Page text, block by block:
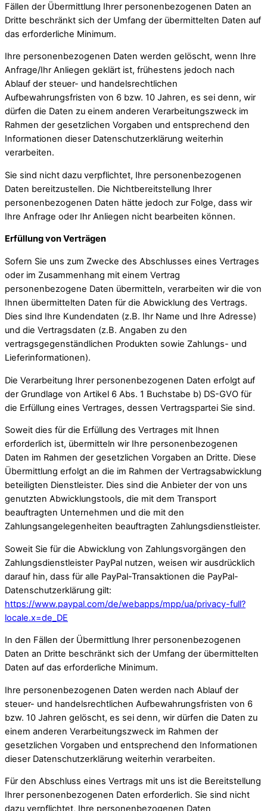
Fällen der Übermittlung Ihrer personenbezogenen Daten an
Dritte beschränkt sich der Umfang der übermittelten Daten auf
das erforderliche Minimum.
Ihre personenbezogenen Daten werden gelöscht, wenn Ihre
Anfrage/Ihr Anliegen geklärt ist, frühestens jedoch nach
Ablauf der steuer- und handelsrechtlichen
Aufbewahrungsfristen von 6 bzw. 10 Jahren, es sei denn, wir
dürfen die Daten zu einem anderen Verarbeitungszweck im
Rahmen der gesetzlichen Vorgaben und entsprechend den
Informationen dieser Datenschutzerklärung weiterhin
verarbeiten.
Sie sind nicht dazu verpflichtet, Ihre personenbezogenen
Daten bereitzustellen. Die Nichtbereitstellung Ihrer
personenbezogenen Daten hätte jedoch zur Folge, dass wir
Ihre Anfrage oder Ihr Anliegen nicht bearbeiten können.
Erfüllung von Verträgen
Sofern Sie uns zum Zwecke des Abschlusses eines Vertrages
oder im Zusammenhang mit einem Vertrag
personenbezogene Daten übermitteln, verarbeiten wir die von
Ihnen übermittelten Daten für die Abwicklung des Vertrags.
Dies sind Ihre Kundendaten (z.B. Ihr Name und Ihre Adresse)
und die Vertragsdaten (z.B. Angaben zu den
vertragsgegenständlichen Produkten sowie Zahlungs- und
Lieferinformationen).
Die Verarbeitung Ihrer personenbezogenen Daten erfolgt auf
der Grundlage von Artikel 6 Abs. 1 Buchstabe b) DS-GVO für
die Erfüllung eines Vertrages, dessen Vertragspartei Sie sind.
Soweit dies für die Erfüllung des Vertrages mit Ihnen
erforderlich ist, übermitteln wir Ihre personenbezogenen
Daten im Rahmen der gesetzlichen Vorgaben an Dritte. Diese
Übermittlung erfolgt an die im Rahmen der Vertragsabwicklung
beteiligten Dienstleister. Dies sind die Anbieter der von uns
genutzten Abwicklungstools, die mit dem Transport
beauftragten Unternehmen und die mit den
Zahlungsangelegenheiten beauftragten Zahlungsdienstleister.
Soweit Sie für die Abwicklung von Zahlungsvorgängen den
Zahlungsdienstleister PayPal nutzen, weisen wir ausdrücklich
darauf hin, dass für alle PayPal-Transaktionen die PayPal-
Datenschutzerklärung gilt:
https://www.paypal.com/de/webapps/mpp/ua/privacy-full?
locale.x=de_DE
In den Fällen der Übermittlung Ihrer personenbezogenen
Daten an Dritte beschränkt sich der Umfang der übermittelten
Daten auf das erforderliche Minimum.
Ihre personenbezogenen Daten werden nach Ablauf der
steuer- und handelsrechtlichen Aufbewahrungsfristen von 6
bzw. 10 Jahren gelöscht, es sei denn, wir dürfen die Daten zu
einem anderen Verarbeitungszweck im Rahmen der
gesetzlichen Vorgaben und entsprechend den Informationen
dieser Datenschutzerklärung weiterhin verarbeiten.
Für den Abschluss eines Vertrags mit uns ist die Bereitstellung
Ihrer personenbezogenen Daten erforderlich. Sie sind nicht